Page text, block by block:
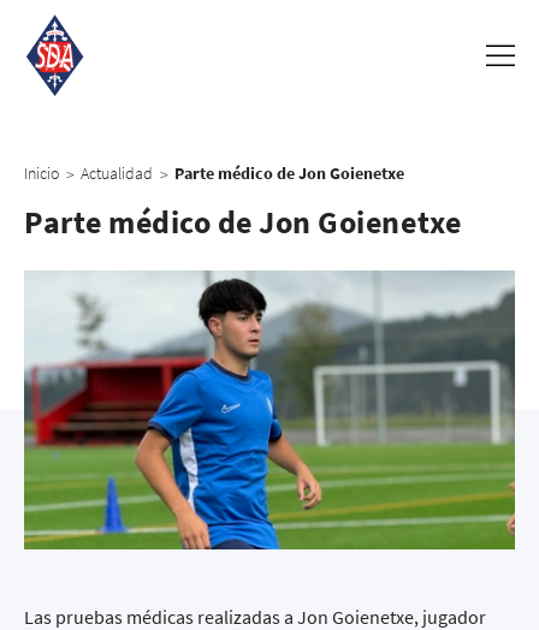
Inicio > Actualidad > Parte médico de Jon Goienetxe
Parte médico de Jon Goienetxe
Las pruebas médicas realizadas a Jon Goienetxe, jugador